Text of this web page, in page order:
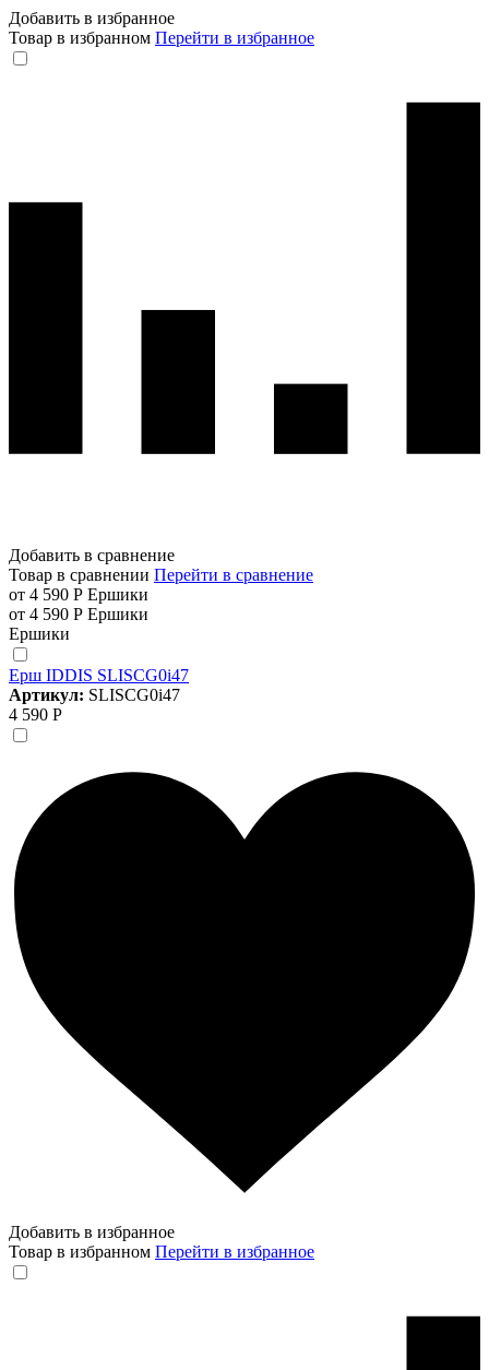
Добавить в избранное
Товар в избранном Перейти в избранное
Добавить в сравнение
Товар в сравнении Перейти в сравнение
от 4 590 Р Ершики
от 4 590 Р Ершики
Ершики
Ерш IDDIS SLISCG0i47
Артикул: SLISCG0i47
4 590 Р
Добавить в избранное
Товар в избранном Перейти в избранное